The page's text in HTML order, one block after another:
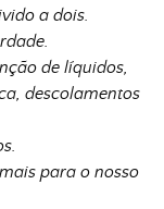
a dois.
de líquidos,
descolamentos
para o nosso